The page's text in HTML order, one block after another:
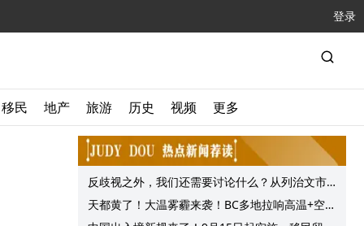
登录
移民 地产 旅游 历史 视频 更多
反歧视之外，我们还需要讨论什么？从列治文市
议会一项动议谈起
天都黄了！大温雾霾来袭！BC多地拉响高温+空气